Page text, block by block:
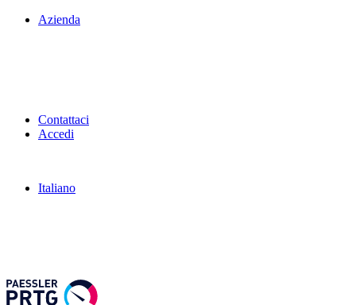
Azienda
Contattaci
Accedi
Italiano